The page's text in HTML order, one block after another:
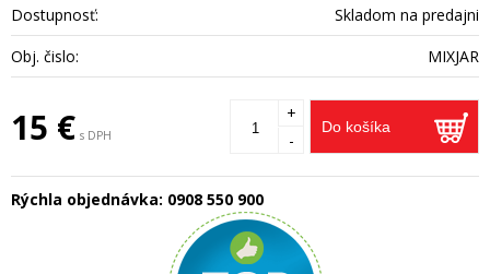
Dostupnosť:
Skladom na predajni
Obj. čislo:
MIXJAR
15 € s DPH Do košíka
+
-
Rýchla objednávka: 0908 550 900